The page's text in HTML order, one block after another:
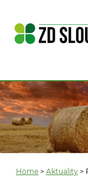
Home > Aktuality >